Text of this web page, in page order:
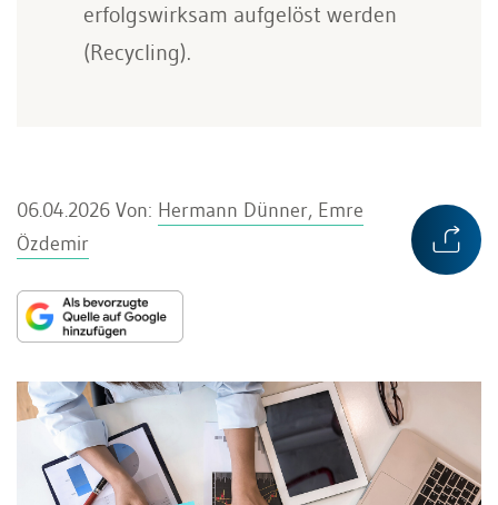
erfolgswirksam aufgelöst werden
(Recycling).
06.04.2026 Von: Hermann Dünner, Emre
Özdemir